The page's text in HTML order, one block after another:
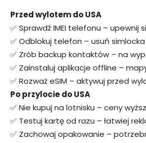
Przed wylotem do USA
✅ Sprawdź IMEI telefonu – upewnij
✅ Odblokuj telefon – usuń
✅ Zrób backup kontaktów – na
✅ Zainstaluj aplikacje offline –
✅ Rozważ eSIM – aktywuj przed
Po przylocie do USA
✅ Nie kupuj na lotnisku – ceny
✅ Testuj kartę od razu – łatwiej
✅ Zachowaj opakowanie –